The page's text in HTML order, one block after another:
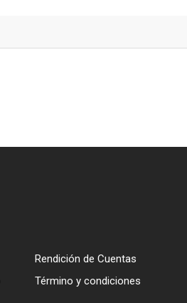
Rendición de Cuentas
Término y condiciones